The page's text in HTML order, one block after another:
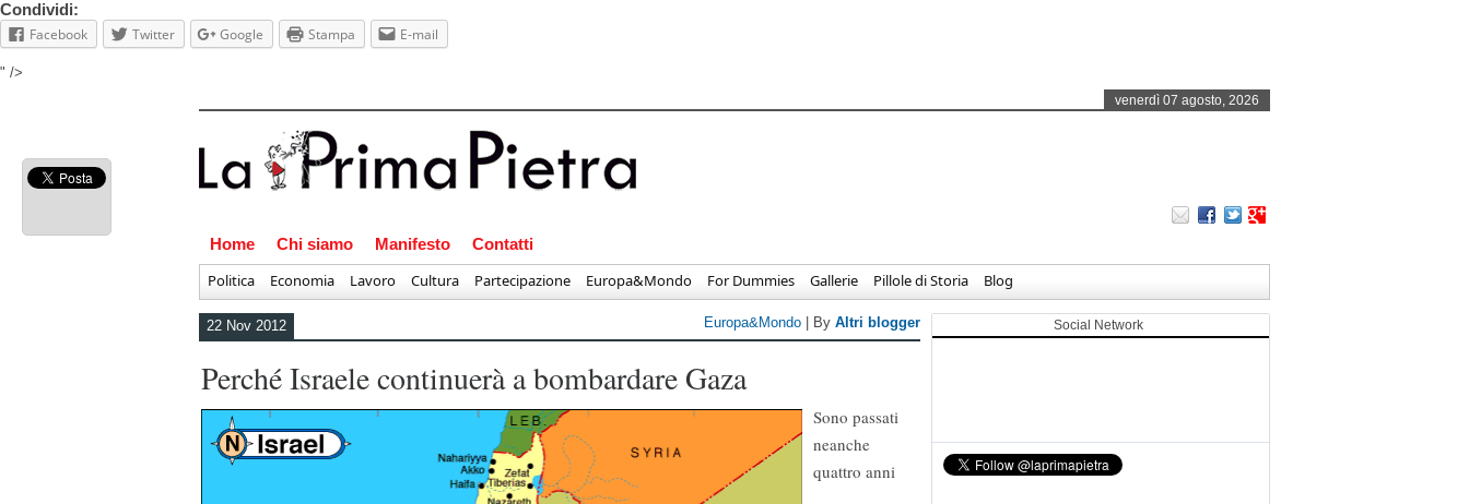
Condividi:
Facebook
Twitter Google Stampa E-mail
" />
venerdì 07 agosto, 2026
Home Chi siamo Manifesto Contatti
Politica Economia Lavoro Cultura Partecipazione Europa&Mondo For Dummies Gallerie Pillole di Storia Blog
22 Nov 2012 Europa&Mondo | By Altri blogger
Perché Israele continuerà a bombardare Gaza
Sono passati
neanche
quattro anni
Social Network